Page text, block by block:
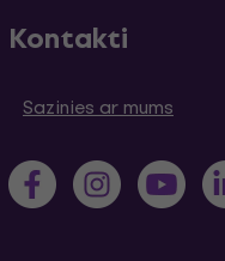
Kontakti
Sazinies ar mums